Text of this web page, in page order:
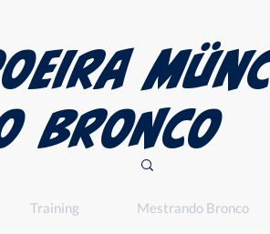
BRONCO
Training Mestrando Bronco